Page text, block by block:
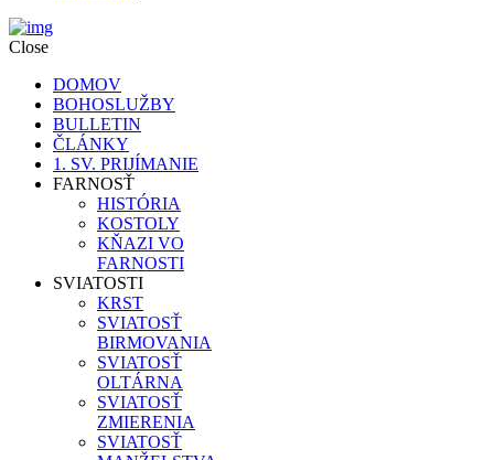
Close
DOMOV
BOHOSLUŽBY
BULLETIN
ČLÁNKY
1. SV. PRIJÍMANIE
FARNOSŤ
HISTÓRIA
KOSTOLY
KŇAZI VO
FARNOSTI
SVIATOSTI
KRST
SVIATOSŤ
BIRMOVANIA
SVIATOSŤ
OLTÁRNA
SVIATOSŤ
ZMIERENIA
SVIATOSŤ